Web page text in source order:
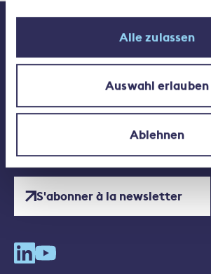
Alle zulassen
Auswahl erlauben
Ablehnen
Emplois à l'ASA
Conrad-Ferdinand-Meyer-Strasse 14
+41 44 208 28 28
S'abonner à la newsletter